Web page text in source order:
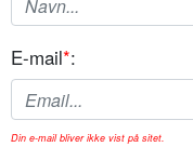
E-mail*:
Din e-mail bliver ikke vist på sitet.